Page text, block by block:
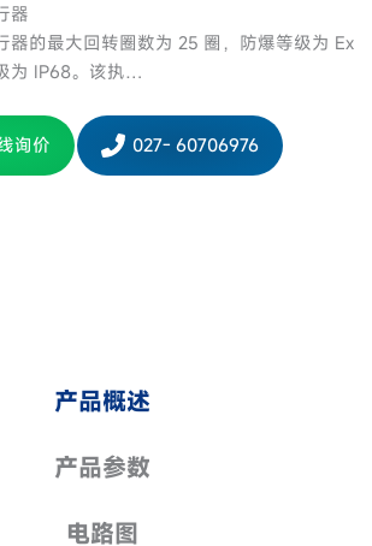
器
器的最大回转圈数为 25 圈，防爆等级为 Ex
为 IP68。该执…
询价 027- 60706976
产品概述
产品参数
电路图